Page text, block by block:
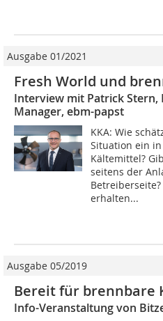
Ausgabe 01/2021
Fresh World und
Interview mit Patrick
Manager, ebm-papst
KKA: Wie
Situation ein
Kältemittel?
seitens der
erhalten...
Ausgabe 05/2019
Bereit für brennbare
Info-Veranstaltung von